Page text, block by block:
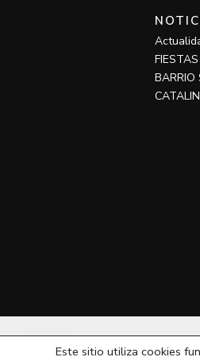
FIESTAS
BARRIO
Este sitio utiliza cookies